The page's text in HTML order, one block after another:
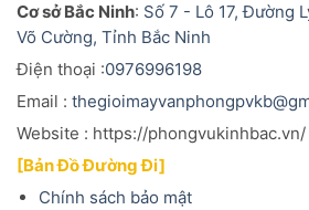
Cơ sở Bắc Ninh: Số 7 - Lô 17, Đường
Võ Cường, Tỉnh Bắc Ninh
Điện thoại :0976996198
Email :
Website : https://phongvukinhbac.vn/
[Bản Đồ Đường Đi]
Chính sách bảo mật